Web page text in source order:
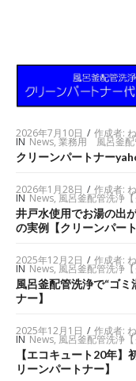
2026年7月10日 / 作成者:
IN News, 業務用 風呂釜配
クリーンパートナー
2026年1月28日 / 作成者:
IN News, 風呂釜配管洗浄【
井戸水使用でお湯の出
の実例【クリーンパート
2025年12月2日 / 作成者:
IN News, 風呂釜配管洗浄
風呂釜配管洗浄で“ゴ
ナー】
2025年12月1日 / 作成者:
IN News, 風呂釜配管洗浄
【エコキュート20年
リーンパートナー】